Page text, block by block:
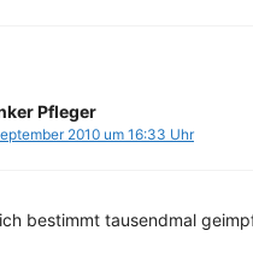
Pfleger
2010 um 16:33 Uhr
bestimmt tausendmal